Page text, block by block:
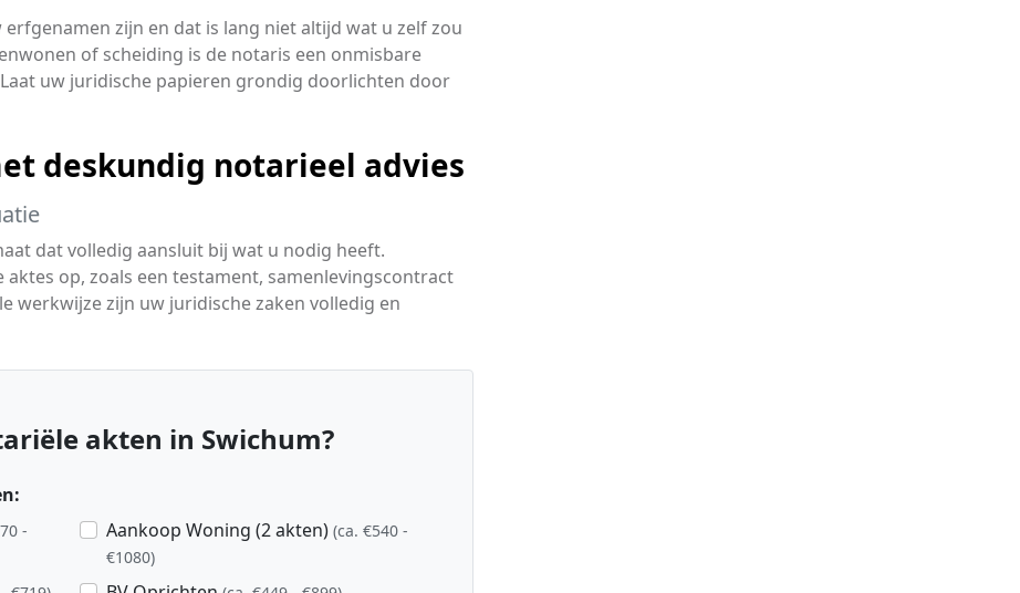
zijn en dat is lang niet altijd wat u zelf zou
of scheiding is de notaris een onmisbare
uw juridische papieren grondig doorlichten door
deskundig notarieel advies
dat volledig aansluit bij wat u nodig heeft.
op, zoals een testament, samenlevingscontract
werkwijze zijn uw juridische zaken volledig en
akten in Swichum?
-
Aankoop Woning (2 akten) (ca. €540 -
€1080)